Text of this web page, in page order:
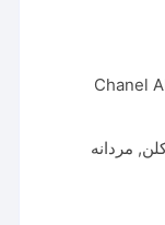
Chanel
, مردانه